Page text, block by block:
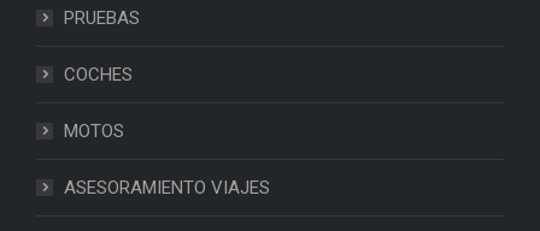
PRUEBAS
COCHES
MOTOS
ASESORAMIENTO VIAJES